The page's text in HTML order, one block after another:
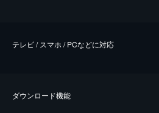
テレビ / スマホ / PCなどに対応
ダウンロード機能